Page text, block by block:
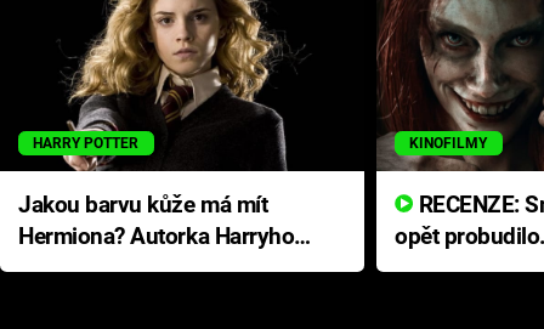
HARRY POTTER
Jakou barvu kůže má mít
Hermiona? Autorka Harryho
Pottera přišla s ráznou
KINOFILMY
opět
přichází s